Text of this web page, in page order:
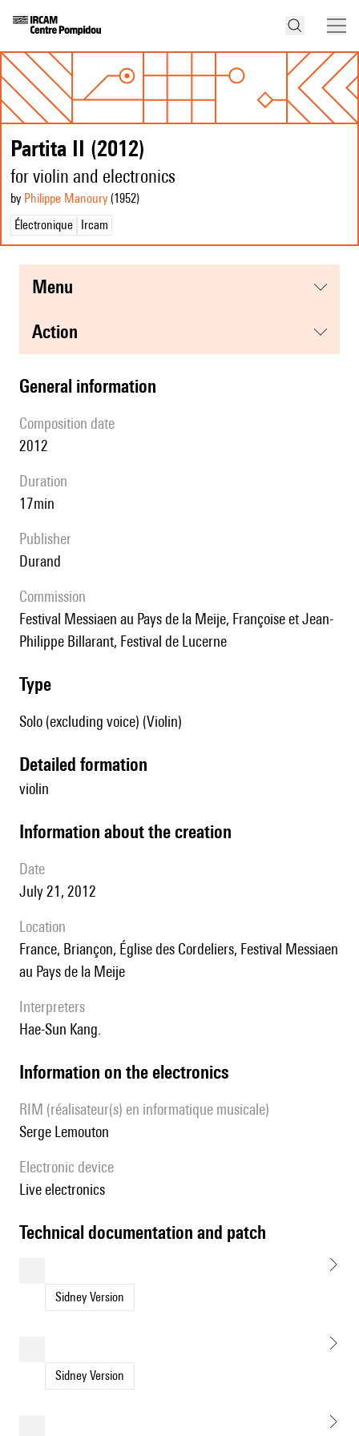
Partita II (2012)
for violin and electronics
by Philippe Manoury (1952)
Électronique
Ircam
menu
action
general information
composition date
2012
duration
17min
publisher
Durand
Commission
Festival Messiaen au Pays de la Meije, Françoise et Jean-
Philippe Billarant, Festival de Lucerne
type
Solo (excluding voice) (Violin)
detailed formation
violin
information about the creation
date
July 21, 2012
location
France, Briançon, Église des Cordeliers, Festival Messiaen
au Pays de la Meije
interpreters
Hae-Sun Kang.
Information on the electronics
RIM (réalisateur(s) en informatique musicale)
Serge Lemouton
Electronic device
live electronics
technical documentation and patch
Sidney Version
Sidney Version